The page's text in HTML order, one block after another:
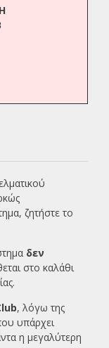
ζητήστε το
δεν
στο καλάθι
, λόγω της
υπάρχει
η μεγαλύτερη